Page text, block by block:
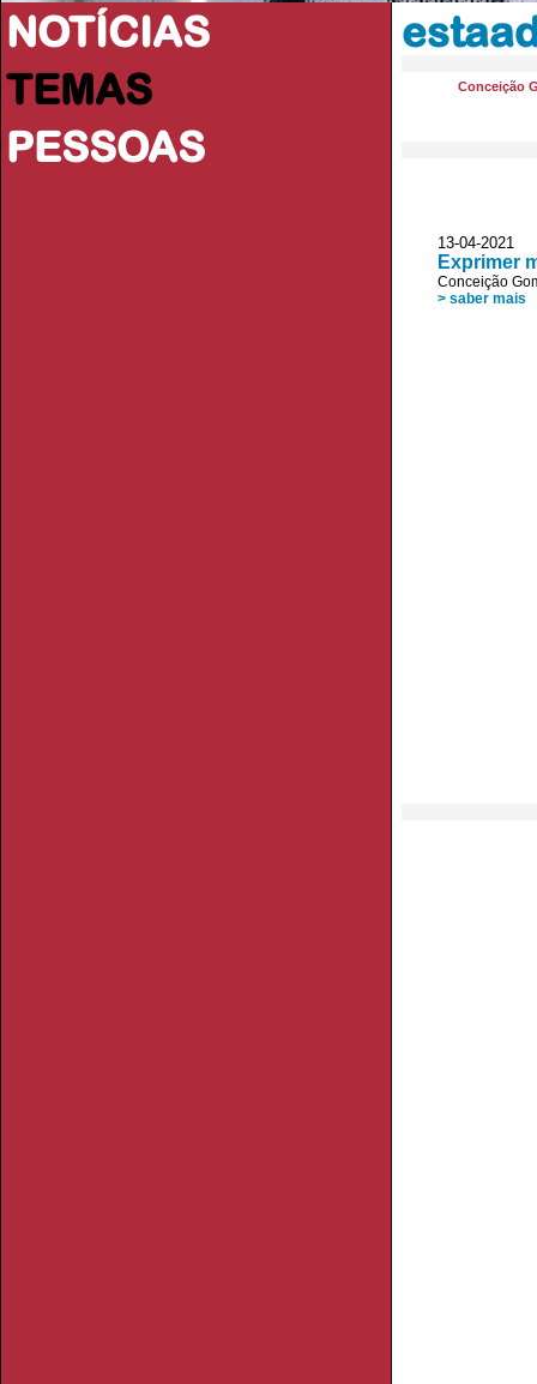
NOTÍCIAS
TEMAS
PESSOAS
Conceição
13-04-2021
Exprimer
Conceição
> saber mais